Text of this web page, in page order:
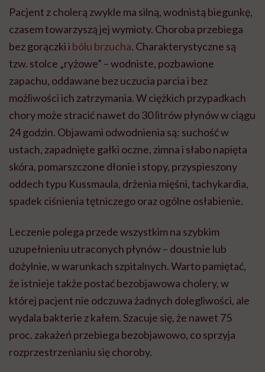
Pacjent z cholerą zwykle ma silną, wodnistą biegunkę,
czasem towarzyszą jej wymioty. Choroba przebiega
bez gorączki i bólu brzucha. Charakterystyczne są
tzw. stolce „ryżowe” – wodniste, pozbawione
zapachu, oddawane bez uczucia parcia i bez
możliwości ich zatrzymania. W ciężkich przypadkach
chory może stracić nawet do 30 litrów płynów w ciągu
24 godzin. Objawami odwodnienia są: suchość w
ustach, zapadnięte gałki oczne, zimna i słabo napięta
skóra, pomarszczone dłonie i stopy, przyspieszony
oddech typu Kussmaula, drżenia mięśni, tachykardia,
spadek ciśnienia tętniczego oraz ogólne osłabienie.
Leczenie polega przede wszystkim na szybkim
uzupełnieniu utraconych płynów – doustnie lub
dożylnie, w warunkach szpitalnych. Warto pamiętać,
że istnieje także postać bezobjawowa cholery, w
której pacjent nie odczuwa żadnych dolegliwości, ale
wydala bakterie z kałem. Szacuje się, że nawet 75
proc. zakażeń przebiega bezobjawowo, co sprzyja
rozprzestrzenianiu się choroby.